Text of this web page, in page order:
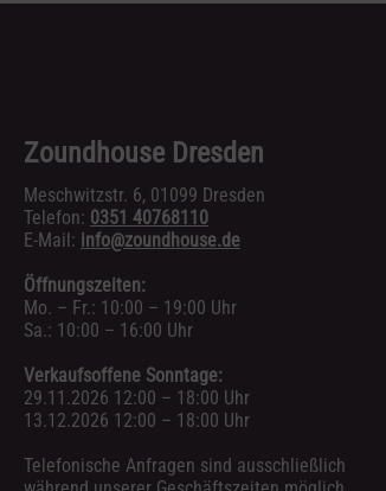
Zoundhouse Dresden
Meschwitzstr. 6, 01099 Dresden
Telefon: 0351 40768110
E-Mail: info@zoundhouse.de
Öffnungszeiten:
Mo. – Fr.: 10:00 – 19:00 Uhr
Sa.: 10:00 – 16:00 Uhr
Verkaufsoffene Sonntage:
29.11.2026 12:00 – 18:00 Uhr
13.12.2026 12:00 – 18:00 Uhr
Telefonische Anfragen sind ausschließlich